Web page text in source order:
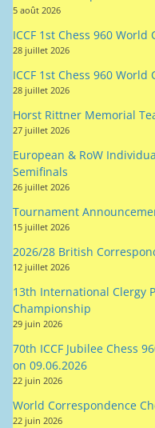
5 août 2026
ICCF 1st Chess 960
28 juillet 2026
ICCF 1st Chess 960
28 juillet 2026
Horst Rittner Memorial
27 juillet 2026
European & RoW
Semifinals
26 juillet 2026
Tournament
15 juillet 2026
2026/28 British
12 juillet 2026
13th International Clergy
Championship
29 juin 2026
70th ICCF Jubilee Chess
on 09.06.2026
22 juin 2026
World Correspondence
22 juin 2026